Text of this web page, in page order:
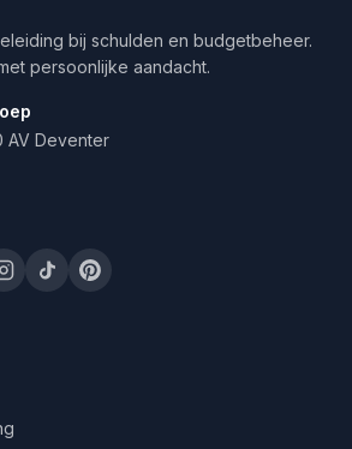
bij schulden en budgetbeheer.
persoonlijke aandacht.
AV Deventer